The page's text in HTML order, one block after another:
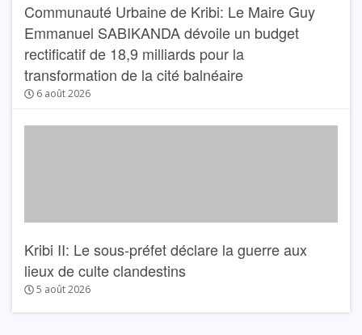
Communauté Urbaine de Kribi: Le Maire Guy
Emmanuel SABIKANDA dévoile un budget
rectificatif de 18,9 milliards pour la
transformation de la cité balnéaire
6 août 2026
Kribi II: Le sous-préfet déclare la guerre aux
lieux de culte clandestins
5 août 2026